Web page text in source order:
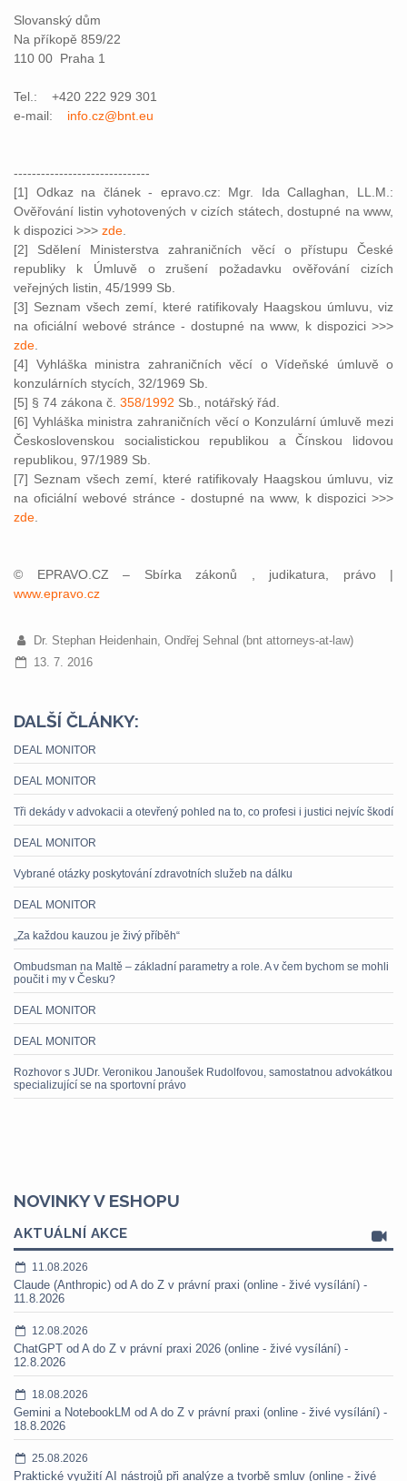
Slovanský dům
Na příkopě 859/22
110 00 Praha 1
Tel.: +420 222 929 301
e-mail: info.cz@bnt.eu
------------------------------
[1] Odkaz na článek - epravo.cz: Mgr. Ida Callaghan, LL.M.:
Ověřování listin vyhotovených v cizích státech, dostupné na www,
k dispozici >>> zde
[2] Sdělení Ministerstva zahraničních věcí o přístupu České
republiky k Úmluvě o zrušení požadavku ověřování cizích
veřejných listin, 45/1999 Sb.
[3] Seznam všech zemí, které ratifikovaly Haagskou úmluvu, viz
na oficiální webové stránce - dostupné na www, k dispozici >>>
zde
[4] Vyhláška ministra zahraničních věcí o Vídeňské úmluvě o
konzulárních stycích, 32/1969 Sb.
[5] § 74 zákona č. 358/1992 Sb., notářský řád.
[6] Vyhláška ministra zahraničních věcí o Konzulární úmluvě mezi
Československou socialistickou republikou a Čínskou lidovou
republikou, 97/1989 Sb.
[7] Seznam všech zemí, které ratifikovaly Haagskou úmluvu, viz
na oficiální webové stránce - dostupné na www, k dispozici >>>
zde
© EPRAVO.CZ – Sbírka zákonů , judikatura, právo |
www.epravo.cz
Dr. Stephan Heidenhain, Ondřej Sehnal (bnt attorneys-at-law)
13. 7. 2016
DALŠÍ ČLÁNKY:
DEAL MONITOR
DEAL MONITOR
Tři dekády v advokacii a otevřený pohled na to, co profesi i justici nejvíc škodí
DEAL MONITOR
Vybrané otázky poskytování zdravotních služeb na dálku
DEAL MONITOR
„Za každou kauzou je živý příběh“
Ombudsman na Maltě – základní parametry a role. A v čem bychom se mohli
poučit i my v Česku?
DEAL MONITOR
DEAL MONITOR
Rozhovor s JUDr. Veronikou Janoušek Rudolfovou, samostatnou advokátkou
specializující se na sportovní právo
NOVINKY V ESHOPU
AKTUÁLNÍ AKCE
11.08.2026
Claude (Anthropic) od A do Z v právní praxi (online - živé vysílání) -
11.8.2026
12.08.2026
ChatGPT od A do Z v právní praxi 2026 (online - živé vysílání) -
12.8.2026
18.08.2026
Gemini a NotebookLM od A do Z v právní praxi (online - živé vysílání) -
18.8.2026
25.08.2026
Praktické využití AI nástrojů při analýze a tvorbě smluv (online - živé